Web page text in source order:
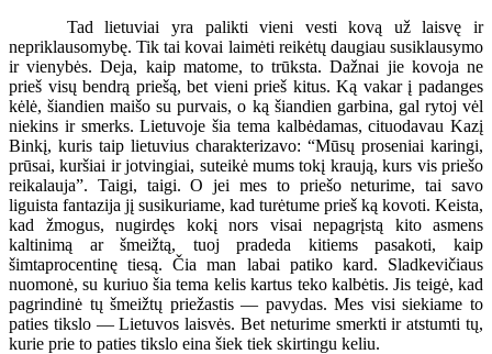
Tad lietuviai yra palikti vieni vesti kovą už laisvę ir
nepriklausomybę. Tik tai kovai laimėti reikėtų daugiau susiklausymo
ir vienybės. Deja, kaip matome, to trūksta. Dažnai jie kovoja ne
prieš visų bendrą priešą, bet vieni prieš kitus. Ką vakar į padanges
kėlė, šiandien maišo su purvais, o ką šiandien garbina, gal rytoj vėl
niekins ir smerks. Lietuvoje šia tema kalbėdamas, cituodavau Kazį
Binkį, kuris taip lietuvius charakterizavo: “Mūsų proseniai karingi,
prūsai, kuršiai ir jotvingiai, suteikė mums tokį kraują, kurs vis priešo
reikalauja”. Taigi, taigi. O jei mes to priešo neturime, tai savo
liguista fantazija jį susikuriame, kad turėtume prieš ką kovoti. Keista,
kad žmogus, nugirdęs kokį nors visai nepagrįstą kito asmens
kaltinimą ar šmeižtą, tuoj pradeda kitiems pasakoti, kaip
šimtaprocentinę tiesą. Čia man labai patiko kard. Sladkevičiaus
nuomonė, su kuriuo šia tema kelis kartus teko kalbėtis. Jis teigė, kad
pagrindinė tų šmeižtų priežastis — pavydas. Mes visi siekiame to
paties tikslo — Lietuvos laisvės. Bet neturime smerkti ir atstumti tų,
kurie prie to paties tikslo eina šiek tiek skirtingu keliu.